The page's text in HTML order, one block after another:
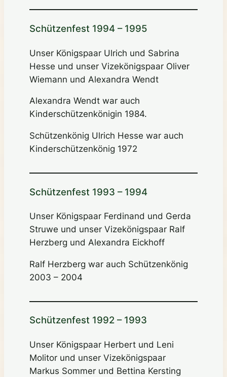
Schützenfest 1994 – 1995
Unser Königspaar Ulrich und Sabrina
Hesse und unser Vizekönigspaar Oliver
Wiemann und Alexandra Wendt
Alexandra Wendt war auch
Kinderschützenkönigin 1984.
Schützenkönig Ulrich Hesse war auch
Kinderschützenkönig 1972
Schützenfest 1993 – 1994
Unser Königspaar Ferdinand und Gerda
Struwe und unser Vizekönigspaar Ralf
Herzberg und Alexandra Eickhoff
Ralf Herzberg war auch Schützenkönig
2003 – 2004
Schützenfest 1992 – 1993
Unser Königspaar Herbert und Leni
Molitor und unser Vizekönigspaar
Markus Sommer und Bettina Kersting